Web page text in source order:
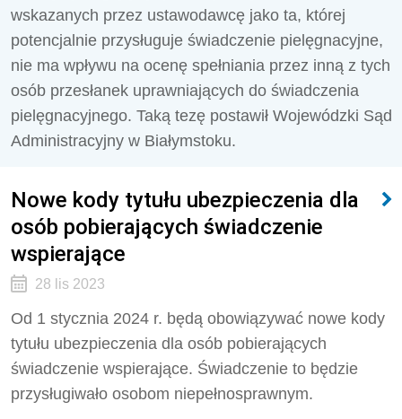
wskazanych przez ustawodawcę jako ta, której
potencjalnie przysługuje świadczenie pielęgnacyjne,
nie ma wpływu na ocenę spełniania przez inną z tych
osób przesłanek uprawniających do świadczenia
pielęgnacyjnego. Taką tezę postawił Wojewódzki Sąd
Administracyjny w Białymstoku.
Nowe kody tytułu ubezpieczenia dla
osób pobierających świadczenie
wspierające
28 lis 2023
Od 1 stycznia 2024 r. będą obowiązywać nowe kody
tytułu ubezpieczenia dla osób pobierających
świadczenie wspierające. Świadczenie to będzie
przysługiwało osobom niepełnosprawnym.